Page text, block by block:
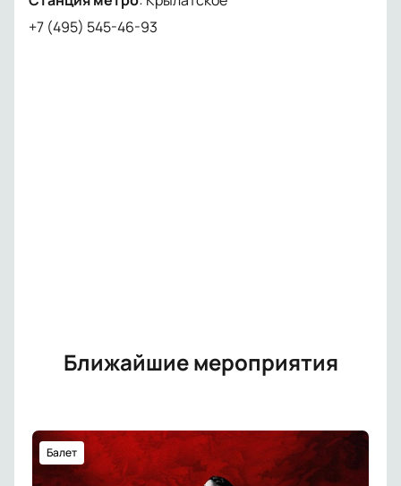
+7 (495) 545-46-93
Ближайшие мероприятия
Балет